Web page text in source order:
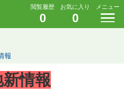
閲覧履歴
0
お気に入り
0
メニュー
報
情報